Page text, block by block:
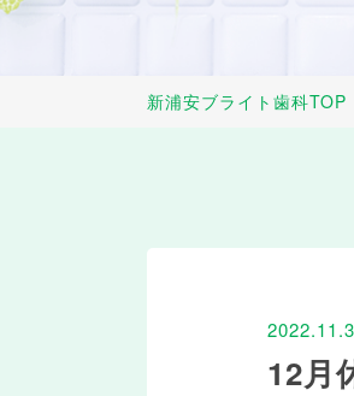
新浦安ブライト歯科TOP
12月